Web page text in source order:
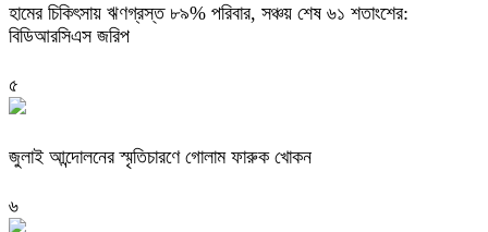
হামের চিকিৎসায় ঋণগ্রস্ত ৮৯% পরিবার, সঞ্চয় শেষ ৬১ শতাংশের:
বিডিআরসিএস জরিপ
৫
জুলাই আন্দোলনের স্মৃতিচারণে গোলাম ফারুক খোকন
৬